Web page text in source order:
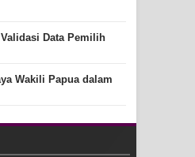
Data Pemilih
Wakili Papua dalam